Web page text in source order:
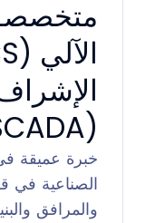
(SCADA)
خبرة عميقة
الصناعية في
والمرافق